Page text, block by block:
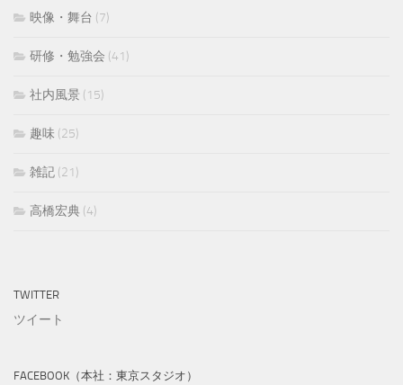
映像・舞台 (7)
研修・勉強会 (41)
社内風景 (15)
趣味 (25)
雑記 (21)
高橋宏典 (4)
TWITTER
ツイート
FACEBOOK（本社：東京スタジオ）